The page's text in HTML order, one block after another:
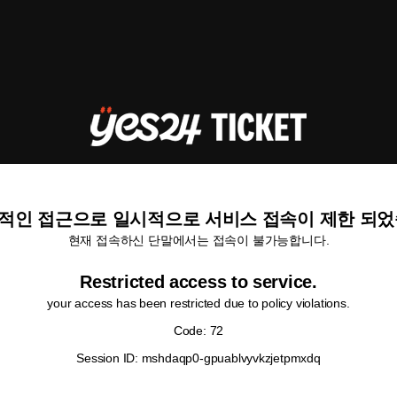
인 접근으로 일시적으로 서비스 접속이 제한 되
현재 접속하신 단말에서는 접속이 불가능합니다.
Restricted access to service.
your access has been restricted due to policy violations.
Code: 72
Session ID: mshdaqp0-gpuablvyvkzjetpmxdq